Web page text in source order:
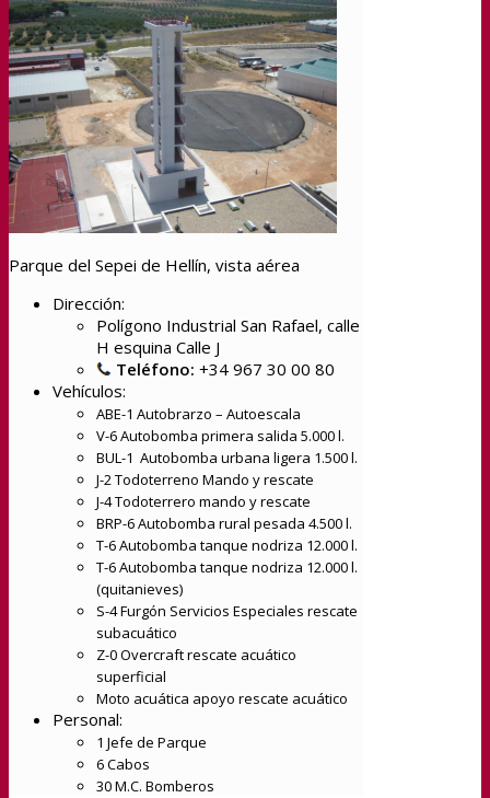
Parque del Sepei de Hellín, vista aérea
Dirección:
Polígono Industrial San Rafael, calle
H esquina Calle J
Teléfono: +34 967 30 00 80
Vehículos:
ABE-1 Autobrarzo – Autoescala
V-6 Autobomba primera salida 5.000 l.
BUL-1 Autobomba urbana ligera 1.500 l.
J-2 Todoterreno Mando y rescate
J-4 Todoterrero mando y rescate
BRP-6 Autobomba rural pesada 4.500 l.
T-6 Autobomba tanque nodriza 12.000 l.
T-6 Autobomba tanque nodriza 12.000 l.
(quitanieves)
S-4 Furgón Servicios Especiales rescate
subacuático
Z-0 Overcraft rescate acuático
superficial
Moto acuática apoyo rescate acuático
Personal:
1 Jefe de Parque
6 Cabos
30 M.C. Bomberos